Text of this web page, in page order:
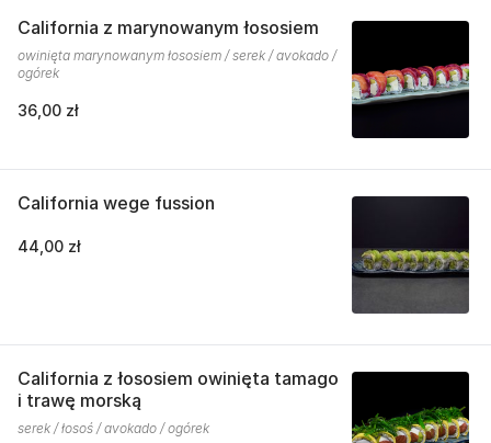
California z marynowanym łososiem
owinięta marynowanym łososiem / serek / avokado /
ogórek
36,00 zł
California wege fussion
44,00 zł
California z łososiem owinięta tamago
i trawę morską
serek / łosoś / avokado / ogórek